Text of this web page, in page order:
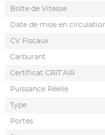
Boîte de Vitesse
Date de mise en
CV Fiscaux
Carburant
Certificat CRIT’AIR
Puissance Réelle
Type
Portes